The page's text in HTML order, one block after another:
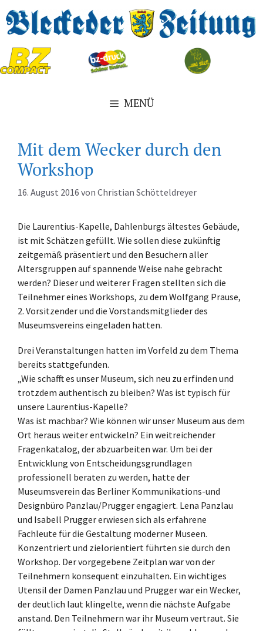
Inhalt
springen
MENÜ
Mit dem Wecker durch den
Workshop
16. August 2016 von Christian Schötteldreyer
Die Laurentius-Kapelle, Dahlenburgs ältestes Gebäude,
ist mit Schätzen gefüllt. Wie sollen diese zukünftig
zeitgemäß präsentiert und den Besuchern aller
Altersgruppen auf spannende Weise nahe gebracht
werden? Dieser und weiterer Fragen stellten sich die
Teilnehmer eines Workshops, zu dem Wolfgang Prause,
2. Vorsitzender und die Vorstandsmitglieder des
Museumsvereins eingeladen hatten.
Drei Veranstaltungen hatten im Vorfeld zu dem Thema
bereits stattgefunden.
„Wie schafft es unser Museum, sich neu zu erfinden und
trotzdem authentisch zu bleiben? Was ist typisch für
unsere Laurentius-Kapelle?
Was ist machbar? Wie können wir unser Museum aus dem
Ort heraus weiter entwickeln? Ein weitreichender
Fragenkatalog, der abzuarbeiten war. Um bei der
Entwicklung von Entscheidungsgrundlagen
professionell beraten zu werden, hatte der
Museumsverein das Berliner Kommunikations-und
Designbüro Panzlau/Prugger engagiert. Lena Panzlau
und Isabell Prugger erwiesen sich als erfahrene
Fachleute für die Gestaltung moderner Museen.
Konzentriert und zielorientiert führten sie durch den
Workshop. Der vorgegebene Zeitplan war von der
Teilnehmern konsequent einzuhalten. Ein wichtiges
Utensil der Damen Panzlau und Prugger war ein Wecker,
der deutlich laut klingelte, wenn die nächste Aufgabe
anstand. Den Teilnehmern war ihr Museum vertraut. Sie